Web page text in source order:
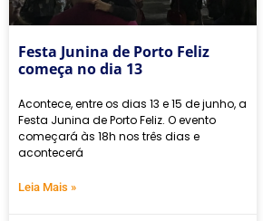
Festa Junina de Porto Feliz
começa no dia 13
Acontece, entre os dias 13 e 15 de junho, a
Festa Junina de Porto Feliz. O evento
começará às 18h nos três dias e
acontecerá
Leia Mais »